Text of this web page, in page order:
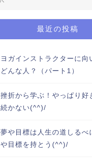
最近の投稿
ヨガインストラクターに向
どんな人？（パート1）
挫折から学ぶ！やっぱり好
続かない(^^)/
夢や目標は人生の道しるべ
や目標を持とう(^^)/